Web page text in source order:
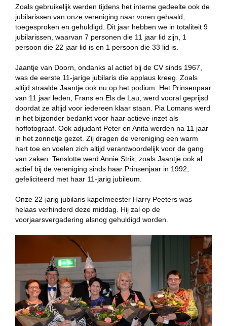
Zoals gebruikelijk werden tijdens het interne gedeelte ook de
jubilarissen van onze vereniging naar voren gehaald,
toegesproken en gehuldigd. Dit jaar hebben we in totaliteit 9
jubilarissen, waarvan 7 personen die 11 jaar lid zijn, 1
persoon die 22 jaar lid is en 1 persoon die 33 lid is.
Jaantje van Doorn, ondanks al actief bij de CV sinds 1967,
was de eerste 11-jarige jubilaris die applaus kreeg. Zoals
altijd straalde Jaantje ook nu op het podium. Het Prinsenpaar
van 11 jaar leden, Frans en Els de Lau, werd vooral geprijsd
doordat ze altijd voor iedereen klaar staan. Pia Lomans werd
in het bijzonder bedankt voor haar actieve inzet als
hoffotograaf. Ook adjudant Peter en Anita werden na 11 jaar
in het zonnetje gezet. Zij dragen de vereniging een warm
hart toe en voelen zich altijd verantwoordelijk voor de gang
van zaken. Tenslotte werd Annie Strik, zoals Jaantje ook al
actief bij de vereniging sinds haar Prinsenjaar in 1992,
gefeliciteerd met haar 11-jarig jubileum.
Onze 22-jarig jubilaris kapelmeester Harry Peeters was
helaas verhinderd deze middag. Hij zal op de
voorjaarsvergadering alsnog gehuldigd worden.